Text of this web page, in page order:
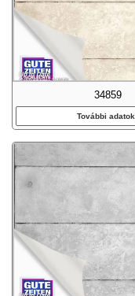
34859
További adatok